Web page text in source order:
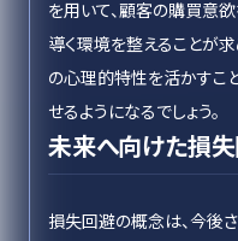
を用いて、顧客の購買意
導く環境を整えることが
の心理的特性を活かすこ
せるようになるでしょう。
未来へ向けた損
損失回避の概念は、今後